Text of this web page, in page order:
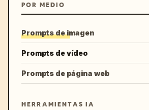
POR MEDIO
Prompts de imagen
Prompts de vídeo
Prompts de página web
HERRAMIENTAS IA